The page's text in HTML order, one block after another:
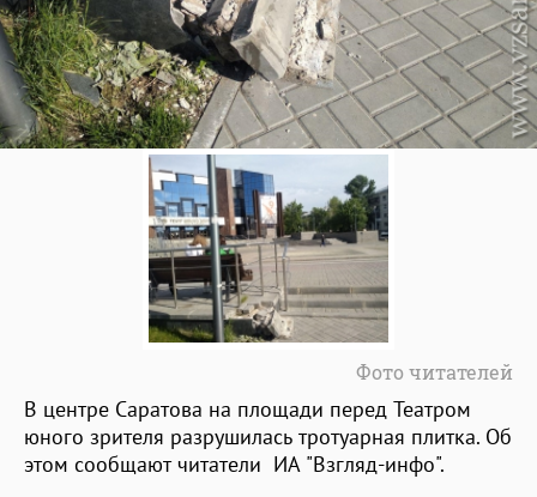
Фото читателей
В центре Саратова на площади перед Театром
юного зрителя разрушилась тротуарная плитка. Об
этом сообщают читатели ИА "Взгляд-инфо".